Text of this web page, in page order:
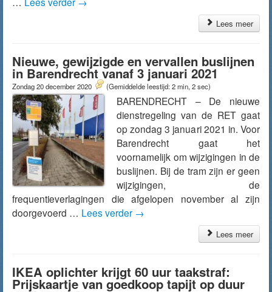
Lees meer
Nieuwe, gewijzigde en vervallen buslijnen
in Barendrecht vanaf 3 januari 2021
Zondag 20 december 2020 (Gemiddelde leestijd: 2 min, 2 sec)
BARENDRECHT – De nieuwe
dienstregeling van de RET gaat
op zondag 3 januari 2021 in. Voor
Barendrecht gaat het
voornamelijk om wijzigingen in de
buslijnen. Bij de tram zijn er geen
wijzigingen, de
frequentieverlagingen die afgelopen november al zijn
doorgevoerd … Lees verder →
Lees meer
IKEA oplichter krijgt 60 uur taakstraf:
Prijskaartje van goedkoop tapijt op duur